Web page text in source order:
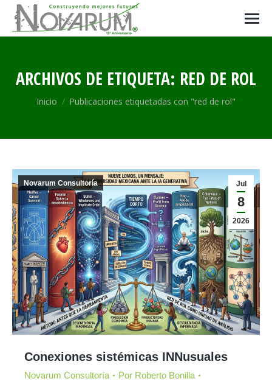
ARCHIVOS DE ETIQUETA: RED DE ROL
Estás aquí:
Inicio Publicaciones etiquetadas con "red de rol"
Jul
8
2026
Novarum Consultoría
Conexiones sistémicas INNusuales
Novarum Consultoría Por Roberto Bonilla